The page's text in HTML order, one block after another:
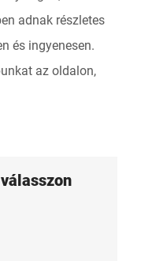
adnak részletes
és ingyenesen.
az oldalon,